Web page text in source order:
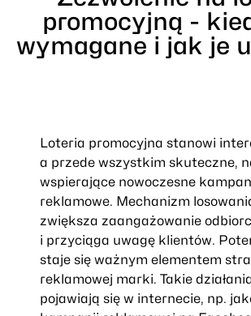
promocyjną -
wymagane i jak je
Loteria promocyjna stanowi
a przede wszystkim skuteczne,
wspierające nowoczesne
reklamowe. Mechanizm
zwiększa zaangażowanie
i przyciąga uwagę klientów.
staje się ważnym elementem
reklamowej marki. Takie
pojawiają się w internecie, np.